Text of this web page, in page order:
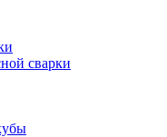
сварки